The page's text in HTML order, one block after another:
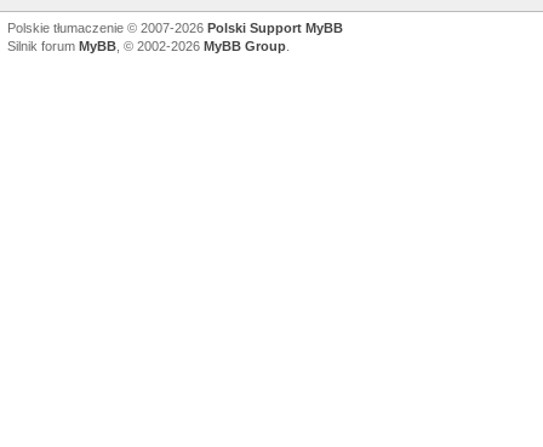
Polskie tłumaczenie © 2007-2026 Polski Support MyBB
Silnik forum MyBB , © 2002-2026 MyBB Group